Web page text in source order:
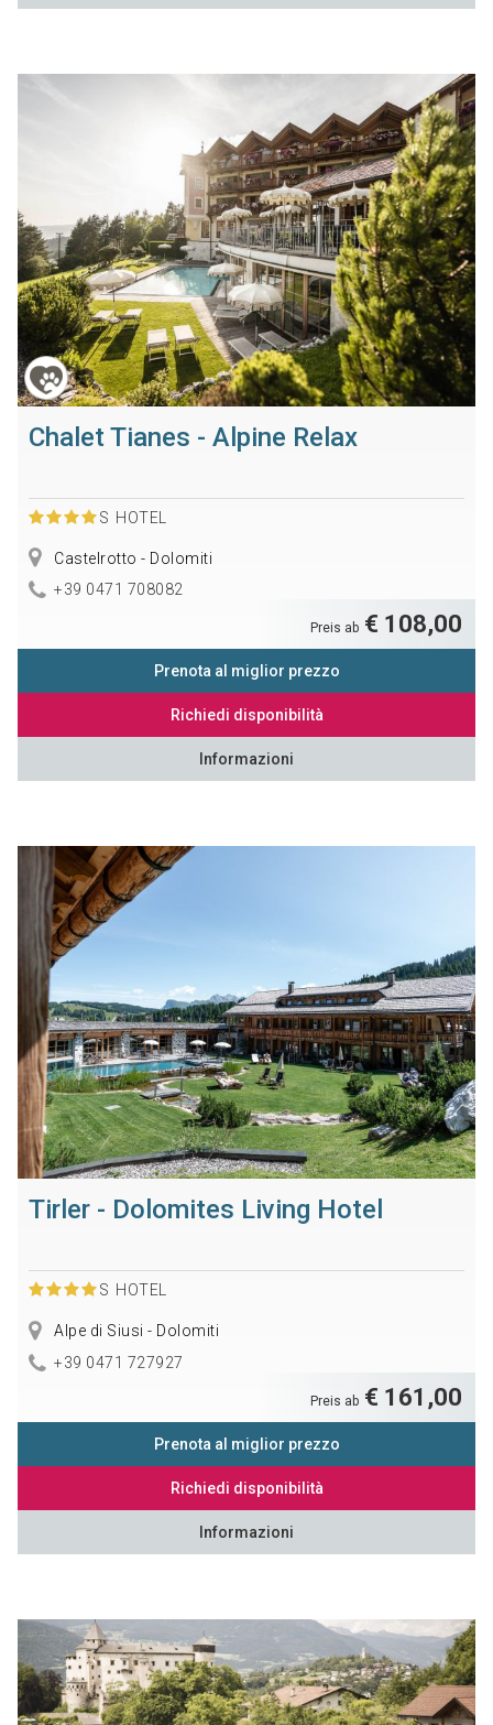
Chalet Tianes - Alpine Relax
S HOTEL
Castelrotto - Dolomiti
+39 0471 708082
Preis ab € 108,00
Prenota al miglior prezzo
Richiedi disponibilità
Informazioni
Tirler - Dolomites Living Hotel
S HOTEL
Alpe di Siusi - Dolomiti
+39 0471 727927
Preis ab € 161,00
Prenota al miglior prezzo
Richiedi disponibilità
Informazioni